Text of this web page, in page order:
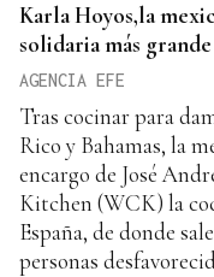
Karla Hoyos,la
solidaria más
AGENCIA EFE
Tras cocinar para
Rico y Bahamas, la
encargo de José
Kitchen (WCK) la
España, de donde
personas